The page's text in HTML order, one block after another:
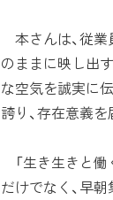
本さんは、従業
のままに映し出
な空気を誠実に
誇り、存在意義を
「生き生きと
だけでなく、早